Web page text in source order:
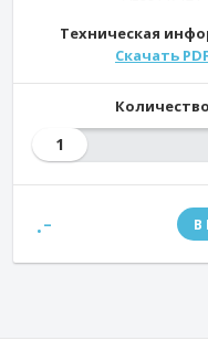
Техническая
Скачать
Количество
1
.- В